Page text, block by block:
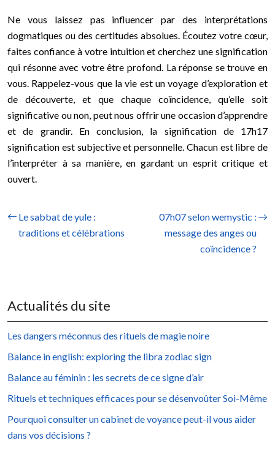
Ne vous laissez pas influencer par des interprétations
dogmatiques ou des certitudes absolues. Écoutez votre cœur,
faites confiance à votre intuition et cherchez une signification
qui résonne avec votre être profond. La réponse se trouve en
vous. Rappelez-vous que la vie est un voyage d’exploration et
de découverte, et que chaque coïncidence, qu’elle soit
significative ou non, peut nous offrir une occasion d’apprendre
et de grandir. En conclusion, la signification de 17h17
signification est subjective et personnelle. Chacun est libre de
l’interpréter à sa manière, en gardant un esprit critique et
ouvert.
Le sabbat de yule :
traditions et célébrations
07h07 selon wemystic :
message des anges ou
coïncidence ?
Actualités du site
Les dangers méconnus des rituels de magie noire
Balance in english: exploring the libra zodiac sign
Balance au féminin : les secrets de ce signe d’air
Rituels et techniques efficaces pour se désenvoûter Soi-Même
Pourquoi consulter un cabinet de voyance peut-il vous aider
dans vos décisions ?